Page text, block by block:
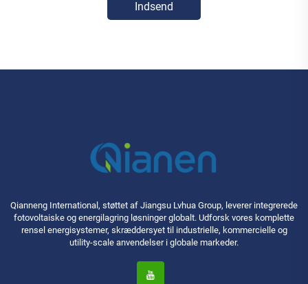
Indsend
Qianneng International, støttet af Jiangsu Lvhua Group, leverer integrerede
fotovoltaiske og energilagring løsninger globalt. Udforsk vores komplette
rensel energisystemer, skræddersyet til industrielle, kommercielle og
utility-scale anvendelser i globale markeder.